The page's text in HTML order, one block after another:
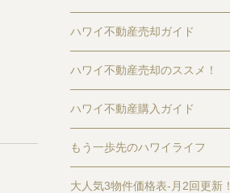
ハワイ不動産売却ガイド
ハワイ不動産売却のススメ！
ハワイ不動産購入ガイド
もう一歩先のハワイライフ
大人気3物件価格表-月2回更新！